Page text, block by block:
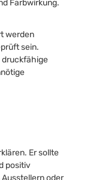
Farbwirkung.
werden
sein.
druckfähige
Er sollte
positiv